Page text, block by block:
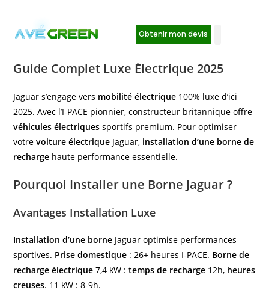
Obtenir mon devis
Guide Complet Luxe Électrique 2025
Jaguar s’engage vers mobilité électrique 100% luxe d’ici
2025. Avec l’I-PACE pionnier, constructeur britannique offre
véhicules électriques sportifs premium. Pour optimiser
votrevoiture électrique Jaguar, installation d’une borne de
recharge haute performance essentielle.
Pourquoi Installer une Borne Jaguar ?
Avantages Installation Luxe
Installation d’une borne Jaguar optimise performances
sportives. Prise domestique : 26+ heures I-PACE. Borne de
recharge électrique 7,4 kW :temps de recharge 12h, heures
creuses. 11 kW : 8-9h.